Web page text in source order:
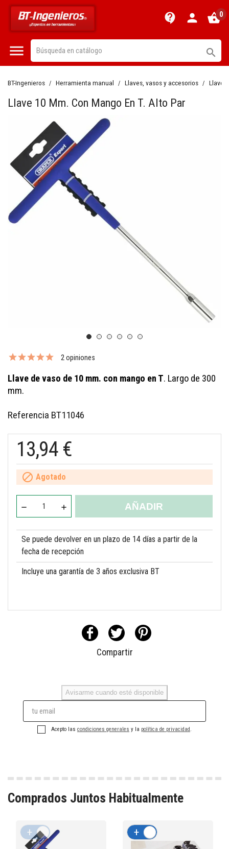
contact_support person shopping_basket0
 
BT-Ingenieros Herramienta manual Llaves, vasos y accesorios Llaves
Llave 10 Mm. Con Mango En T. Alto Par
2 opiniones
Llave de vaso de 10 mm. con mango en T. Largo de 300
mm.
Referencia BT11046
13,94 €
 Agotado
AÑADIR
Se puede devolver en un plazo de 14 días a partir de la
fecha de recepción
Incluye una garantía de 3 años exclusiva BT
Compartir
Avisarme cuando esté disponible
Acepto las condiciones generales y la política de privacidad .
Comprados Juntos Habitualmente
+ +